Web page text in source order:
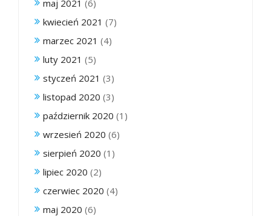
maj 2021 (6)
kwiecień 2021 (7)
marzec 2021 (4)
luty 2021 (5)
styczeń 2021 (3)
listopad 2020 (3)
październik 2020 (1)
wrzesień 2020 (6)
sierpień 2020 (1)
lipiec 2020 (2)
czerwiec 2020 (4)
maj 2020 (6)